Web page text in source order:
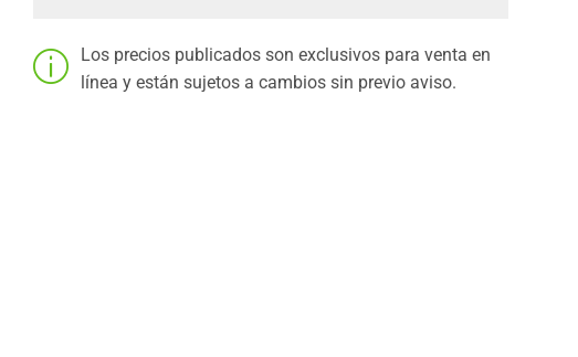
Los precios publicados son exclusivos para venta en
línea y están sujetos a cambios sin previo aviso.